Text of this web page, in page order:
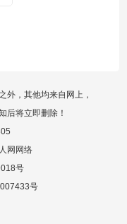
外，其他均来自网上，
后将立即删除！
网网络
号
号